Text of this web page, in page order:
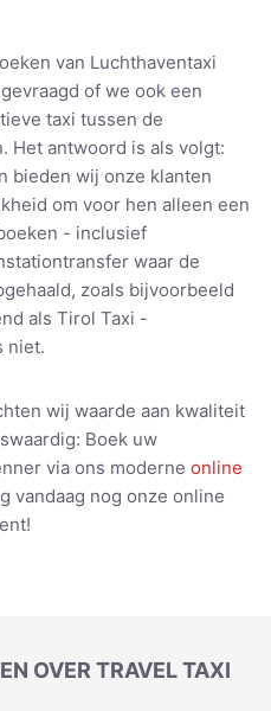
van Luchthaventaxi
of we ook een
taxi tussen de
Het antwoord is als volgt:
bieden wij onze klanten
om voor hen alleen een
- inclusief
waar de
zoals bijvoorbeeld
als Tirol Taxi -
niet.
wij waarde aan kwaliteit
Boek uw
via ons moderne online
vandaag nog onze online
OVER TRAVEL TAXI